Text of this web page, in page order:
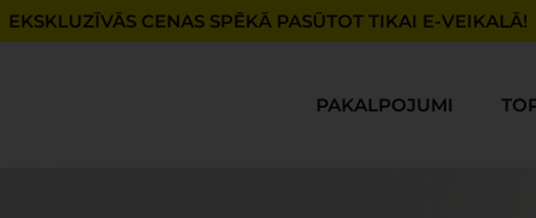
EKSKLUZĪVĀS CENAS SPĒKĀ PASŪTOT TIKAI E-VEIKALĀ!
PAKALPOJUMI